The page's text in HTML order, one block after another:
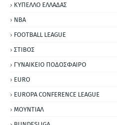
ΚΥΠΕΛΛΟ ΕΛΛΑΔΑΣ
NBA
FOOTBALL LEAGUE
ΣΤΙΒΟΣ
ΓΥΝΑΙΚΕΙΟ ΠΟΔΟΣΦΑΙΡΟ
EURO
EUROPA CONFERENCE LEAGUE
ΜΟΥΝΤΙΑΛ